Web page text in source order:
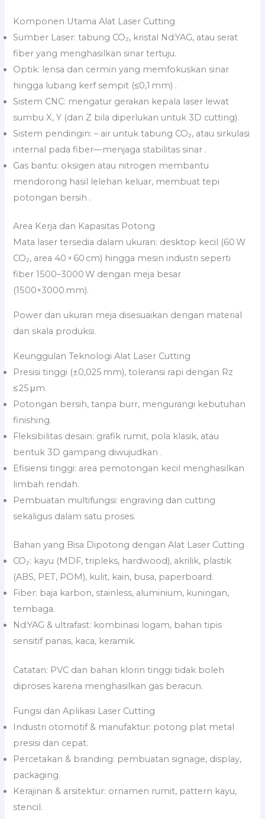
Komponen Utama Alat Laser Cutting
Sumber Laser: tabung CO₂, kristal Nd:YAG, atau serat
fiber yang menghasilkan sinar tertuju.
Optik: lensa dan cermin yang memfokuskan sinar
hingga lubang kerf sempit (≤0,1 mm) .
Sistem CNC: mengatur gerakan kepala laser lewat
sumbu X, Y (dan Z bila diperlukan untuk 3D cutting).
Sistem pendingin: – air untuk tabung CO₂, atau sirkulasi
internal pada fiber—menjaga stabilitas sinar .
Gas bantu: oksigen atau nitrogen membantu
mendorong hasil lelehan keluar, membuat tepi
potongan bersih .
Area Kerja dan Kapasitas Potong
Mata laser tersedia dalam ukuran: desktop kecil (60 W
CO₂, area 40 × 60 cm) hingga mesin industri seperti
fiber 1500–3000 W dengan meja besar
(1500×3000 mm).
Power dan ukuran meja disesuaikan dengan material
dan skala produksi.
Keunggulan Teknologi Alat Laser Cutting
Presisi tinggi (±0,025 mm), toleransi rapi dengan Rz
≤ 25 μm.
Potongan bersih, tanpa burr, mengurangi kebutuhan
finishing.
Fleksibilitas desain: grafik rumit, pola klasik, atau
bentuk 3D gampang diwujudkan .
Efisiensi tinggi: area pemotongan kecil menghasilkan
limbah rendah.
Pembuatan multifungsi: engraving dan cutting
sekaligus dalam satu proses.
Bahan yang Bisa Dipotong dengan Alat Laser Cutting
CO₂: kayu (MDF, tripleks, hardwood), akrilik, plastik
(ABS, PET, POM), kulit, kain, busa, paperboard.
Fiber: baja karbon, stainless, aluminium, kuningan,
tembaga.
Nd:YAG & ultrafast: kombinasi logam, bahan tipis
sensitif panas, kaca, keramik.
Catatan: PVC dan bahan klorin tinggi tidak boleh
diproses karena menghasilkan gas beracun.
Fungsi dan Aplikasi Laser Cutting
Industri otomotif & manufaktur: potong plat metal
presisi dan cepat.
Percetakan & branding: pembuatan signage, display,
packaging.
Kerajinan & arsitektur: ornamen rumit, pattern kayu,
stencil.